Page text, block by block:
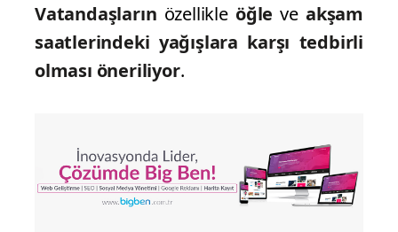
Vatandaşların özellikle öğleveakşam
saatlerindeki yağışlara karşı tedbirli
olması öneriliyor.